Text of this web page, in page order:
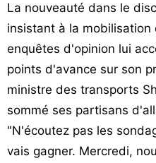
La nouveauté dans le
insistant à la mobilisation
enquêtes d'opinion lui
points d'avance sur son
ministre des transports
sommé ses partisans
"N'écoutez pas les
vais gagner. Mercredi,